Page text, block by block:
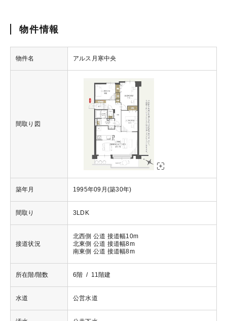
物件情報
物件名 アルス月寒中央
間取り図
築年月 1995年09月(築30年)
間取り 3LDK
接道状況
北西側 公道 接道幅10m
北東側 公道 接道幅8m
南東側 公道 接道幅8m
所在階/階数 6階 / 11階建
水道 公営水道